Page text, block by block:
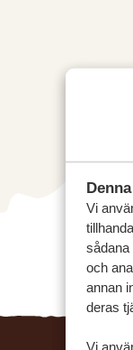
Vi
sådana
och
annan
deras
Vi